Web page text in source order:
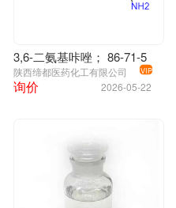
3,6-二氨基咔唑； 86-71-5
陕西缔都医药化工有限公司 VIP
2026-05-22
询价